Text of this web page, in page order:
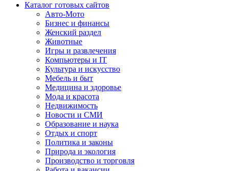
Каталог готовых сайтов
Авто-Мото
Бизнес и финансы
Женский раздел
Животные
Игры и развлечения
Компьютеры и IT
Культура и искусство
Мебель и быт
Медицина и здоровье
Мода и красота
Недвижимость
Новости и СМИ
Образование и наука
Отдых и спорт
Политика и законы
Природа и экология
Производство и торговля